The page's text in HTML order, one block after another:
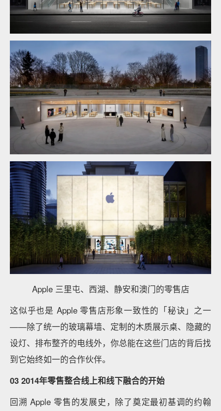
Apple 三里屯、西湖、静安和澳门的零售店
这似乎也是 Apple 零售店形象一致性的「秘诀」之一
——除了统一的玻璃幕墙、定制的木质展示桌、隐藏的
设灯、排布整齐的电线外，你总能在这些门店的背后找
到它始终如一的合作伙伴。
03 2014年零售整合线上和线下融合的开始
回溯 Apple 零售的发展史，除了奠定最初基调的约翰